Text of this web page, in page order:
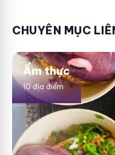
CHUYÊN MỤC
Ẩm thực
10 địa điểm